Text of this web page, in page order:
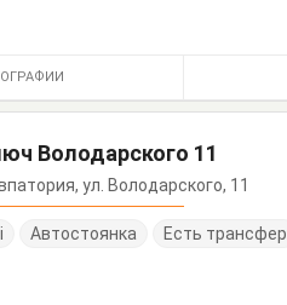
Володарского 11
ул. Володарского, 11
Автостоянка Есть трансфер